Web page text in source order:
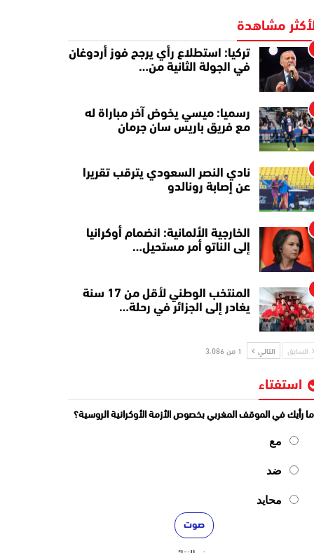
مشاهدة
تركيا: استطلاع رأي يرجح فوز أردوغان
في الجولة الثانية من…
رسميا: ميسي يخوض آخر مباراة له
مع فريق باريس سان جرمان
نادي النصر السعودي يترقب تقريرا
عن إصابة رونالدو
الخارجية الألمانية: انضمام أوكرانيا
إلى الناتو أمر مستحيل…
المنتخب الوطني لأقل من 17 سنة
يغادر إلى الجزائر في رحلة…
السابق التالي 1 من 3٬086
استفتاء
ما رأيك في الموقف المغربي بخصوص الأزمة الأوكرانية الروسية؟
مع
ضد
محايد